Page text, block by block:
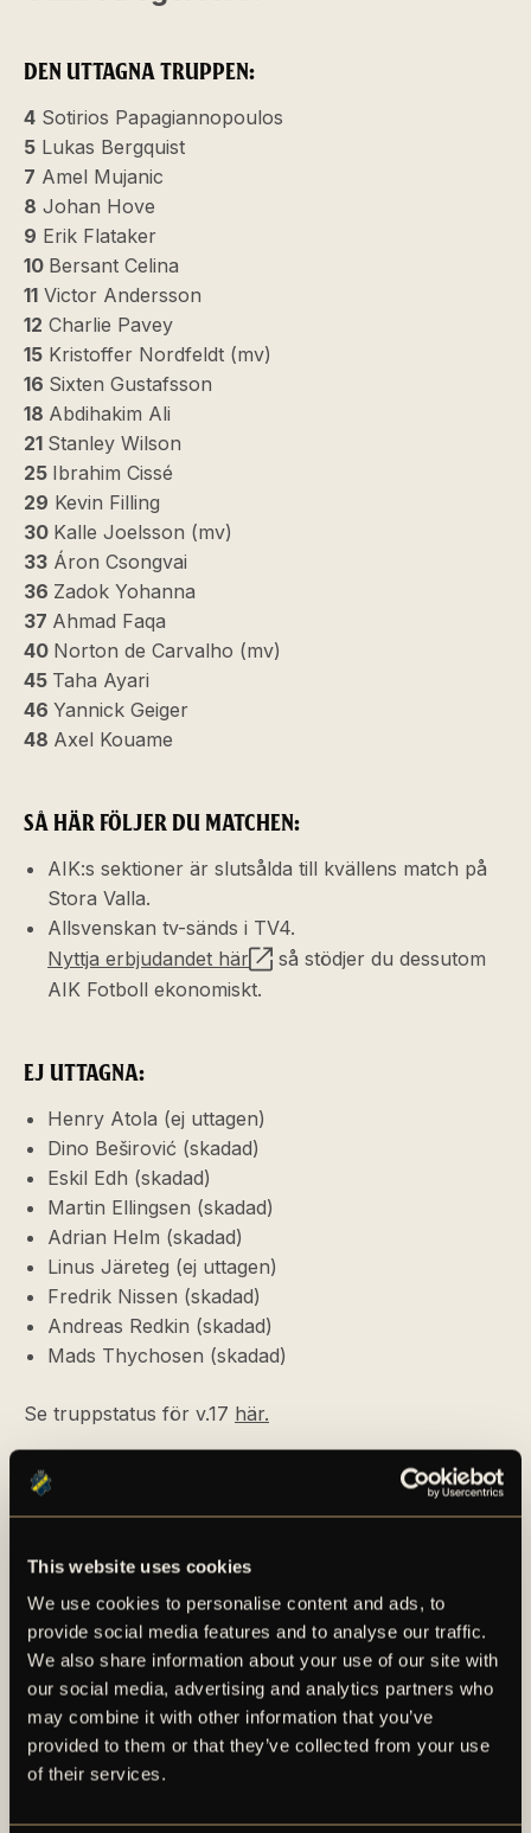
This website uses cookies
We use cookies to personalise content and ads, to
provide social media features and to analyse our traffic.
We also share information about your use of our site with
our social media, advertising and analytics partners who
may combine it with other information that you’ve
provided to them or that they’ve collected from your use
of their services.
DEN UTTAGNA TRUPPEN:
4 Sotirios Papagiannopoulos
5 Lukas Bergquist
7 Amel Mujanic
8 Johan Hove
9 Erik Flataker
10 Bersant Celina
11 Victor Andersson
12 Charlie Pavey
15 Kristoffer Nordfeldt (mv)
16 Sixten Gustafsson
18 Abdihakim Ali
21 Stanley Wilson
25 Ibrahim Cissé
29 Kevin Filling
30 Kalle Joelsson (mv)
33 Áron Csongvai
36 Zadok Yohanna
37 Ahmad Faqa
40 Norton de Carvalho (mv)
45 Taha Ayari
46 Yannick Geiger
48 Axel Kouame
SÅ HÄR FÖLJER DU MATCHEN:
AIK:s sektioner är slutsålda till kvällens match på
Stora Valla.
Allsvenskan tv-sänds i TV4.
Nyttja erbjudandet här
så stödjer du dessutom
AIK Fotboll ekonomiskt.
EJ UTTAGNA:
Henry Atola (ej uttagen)
Dino Beširović (skadad)
Eskil Edh (skadad)
Martin Ellingsen (skadad)
Adrian Helm (skadad)
Linus Järeteg (ej uttagen)
Fredrik Nissen (skadad)
Andreas Redkin (skadad)
Mads Thychosen (skadad)
Se truppstatus för v.17 här.
FLER NYHETER